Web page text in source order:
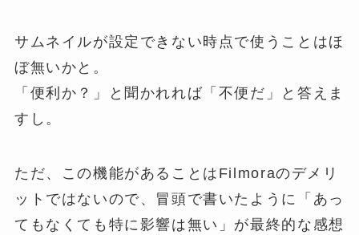
サムネイルが設定できない時点で使うことはほ
ぼ無いかと。
「便利か？」と聞かれれば「不便だ」と答えま
すし。
ただ、この機能があることはFilmoraのデメリ
ットではないので、冒頭で書いたように「あっ
てもなくても特に影響は無い」が最終的な感想